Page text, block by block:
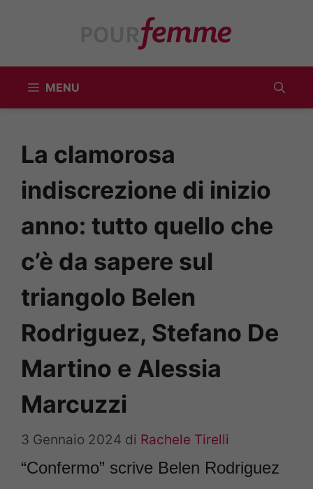
MENU
La clamorosa
indiscrezione di inizio
anno: tutto quello che
c’è da sapere sul
triangolo Belen
Rodriguez, Stefano De
Martino e Alessia
Marcuzzi
3 Gennaio 2024 di Rachele Tirelli
“Confermo” scrive Belen Rodriguez